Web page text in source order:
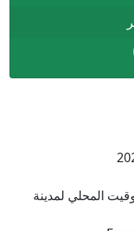
المحلي لمدينة